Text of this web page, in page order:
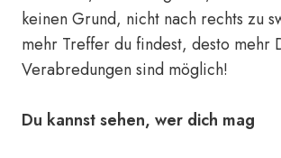
keinen Grund, nicht nach rechts zu
mehr Treffer du findest, desto mehr
Verabredungen sind möglich!
Du kannst sehen, wer dich mag